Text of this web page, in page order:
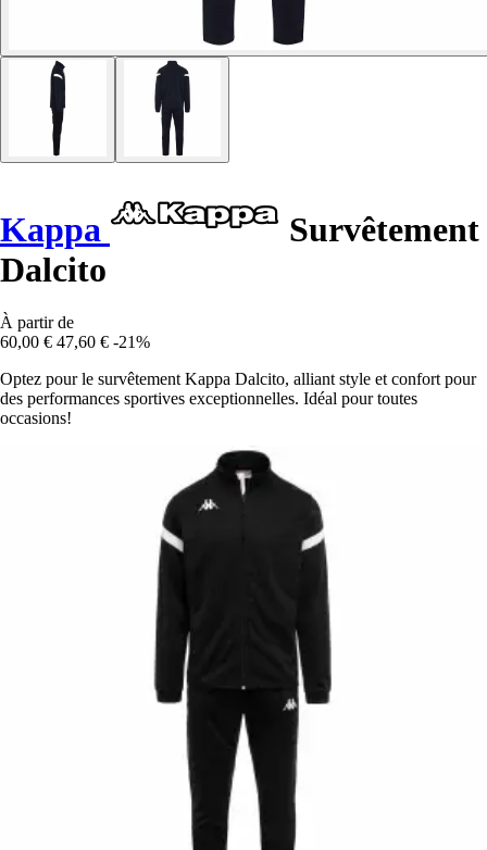
Kappa
Survêtement
Dalcito
À partir de
60,00 € 47,60 € -21%
Optez pour le survêtement Kappa Dalcito, alliant style et confort pour
des performances sportives exceptionnelles. Idéal pour toutes
occasions!